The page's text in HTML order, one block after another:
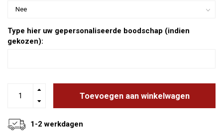
Type hier uw gepersonaliseerde boodschap (indien
gekozen):
Toevoegen aan winkelwagen
1-2 werkdagen